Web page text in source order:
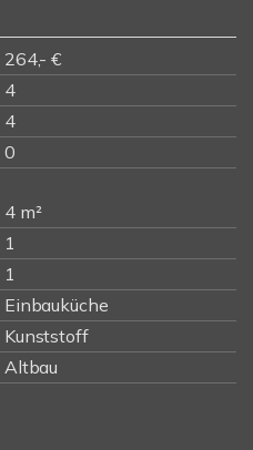
264,- €
4
4
0
4 m²
1
1
Einbauküche
Kunststoff
Altbau